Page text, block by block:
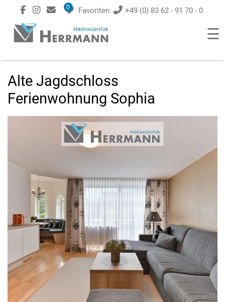
0 Favoriten +49 (0) 83 62 - 91 70 - 0
☰
Alte Jagdschloss
Ferienwohnung Sophia